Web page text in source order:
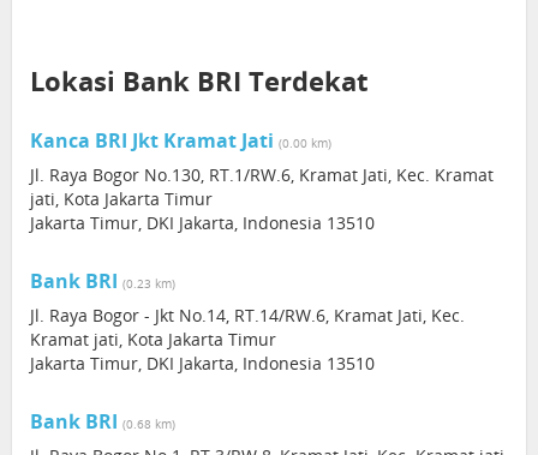
Lokasi Bank BRI Terdekat
Kanca BRI Jkt Kramat Jati (0.00 km)
Jl. Raya Bogor No.130, RT.1/RW.6, Kramat Jati, Kec. Kramat
jati, Kota Jakarta Timur
Jakarta Timur, DKI Jakarta, Indonesia 13510
Bank BRI (0.23 km)
Jl. Raya Bogor - Jkt No.14, RT.14/RW.6, Kramat Jati, Kec.
Kramat jati, Kota Jakarta Timur
Jakarta Timur, DKI Jakarta, Indonesia 13510
Bank BRI (0.68 km)